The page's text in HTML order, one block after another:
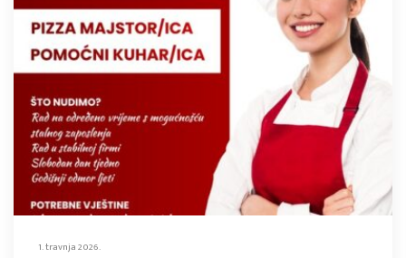
1. travnja 2026.